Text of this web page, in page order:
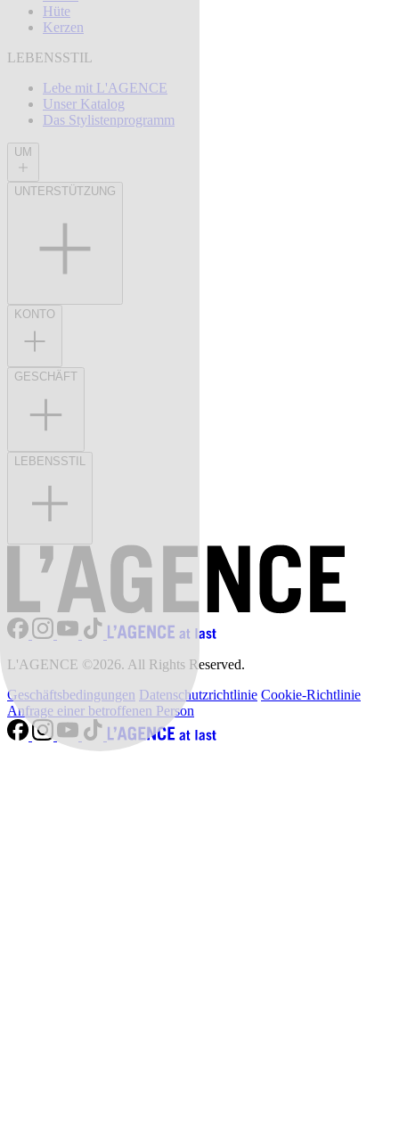
Hüte
Kerzen
LEBENSSTIL
Lebe mit L'AGENCE
Unser Katalog
Das Stylistenprogramm
UM
UNTERSTÜTZUNG
KONTO
GESCHÄFT
LEBENSSTIL
L'AGENCE ©2026. All Rights Reserved.
Geschäftsbedingungen Datenschutzrichtlinie Cookie-Richtlinie
Anfrage einer betroffenen Person